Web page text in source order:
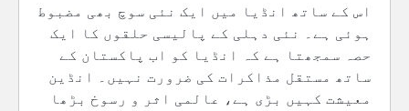
اس کے ساتھ انڈیا میں ایک نئی سوچ بھی مضبوط
ہوئی ہے۔ نئی دہلی کے پالیسی حلقوں کا ایک
حصہ سمجھتا ہے کہ انڈیا کو اب پاکستان کے
ساتھ مستقل مذاکرات کی ضرورت نہیں۔ انڈین
معیشت کہیں بڑی ہے، عالمی اثر و رسوخ بڑھا